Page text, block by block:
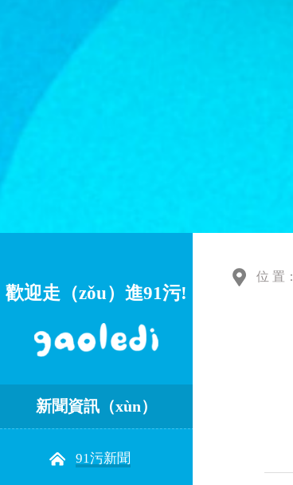
歡迎走（zǒu）進91污!
新聞資訊（xùn）
91污新聞
位 置：